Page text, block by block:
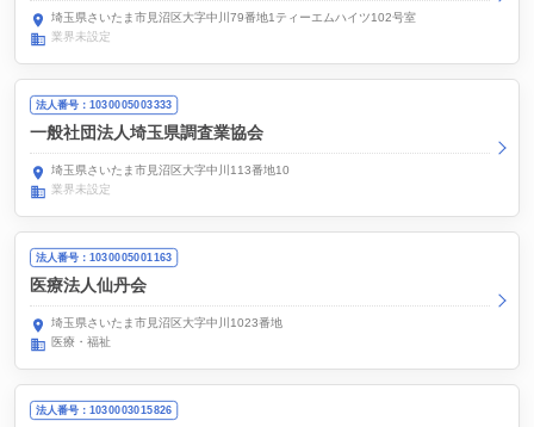
埼玉県さいたま市見沼区大字中川79番地1ティーエムハイツ102号室
業界未設定
法人番号：1030005003333
一般社団法人埼玉県調査業協会
埼玉県さいたま市見沼区大字中川113番地10
業界未設定
法人番号：1030005001163
医療法人仙丹会
埼玉県さいたま市見沼区大字中川1023番地
医療・福祉
法人番号：1030003015826